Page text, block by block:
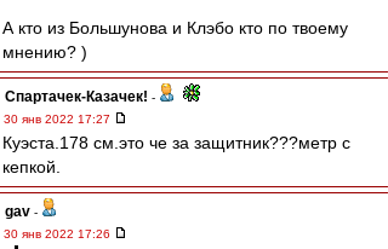
А кто из Большунова и Клэбо кто по твоему
мнению? )
Спартачек-Казачек! -
30 янв 2022 17:27
Куэста.178 см.это че за защитник???метр с
кепкой.
gav -
30 янв 2022 17:26